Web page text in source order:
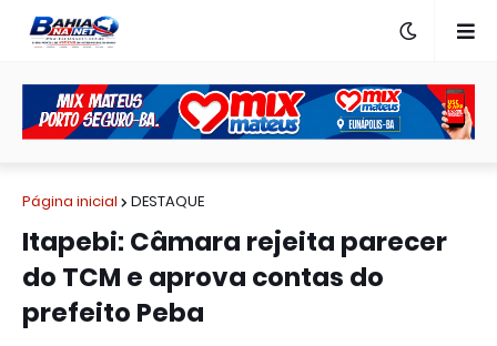
Página inicial DESTAQUE
Itapebi: Câmara rejeita parecer
do TCM e aprova contas do
prefeito Peba